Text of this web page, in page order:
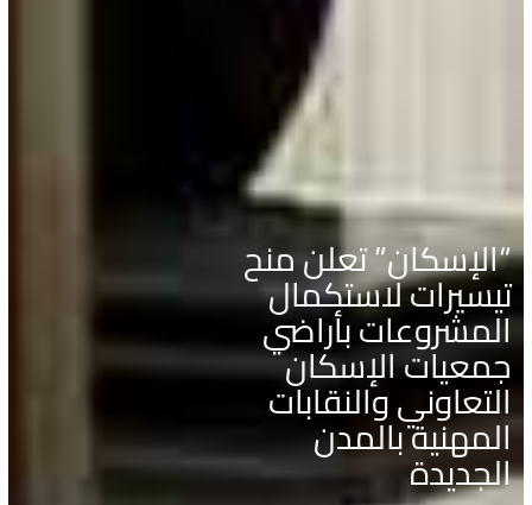
“الإسكان” تعلن منح
تيسيرات لاستكمال
المشروعات بأراضي
جمعيات الإسكان
التعاوني والنقابات
المهنية بالمدن
الجديدة